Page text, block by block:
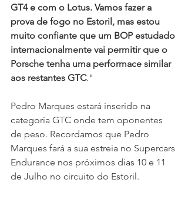
GT4 e com o Lotus. Vamos fazer a
prova de fogo no Estoril, mas estou
muito confiante que um BOP estudado
internacionalmente vai permitir que o
Porsche tenha uma performace similar
aos restantes GTC."
Pedro Marques estará inserido na
categoria GTC onde tem oponentes
de peso. Recordamos que Pedro
Marques fará a sua estreia no Supercars
Endurance nos próximos dias 10 e 11
de Julho no circuito do Estoril.